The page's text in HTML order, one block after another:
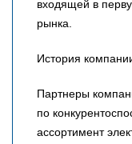
входящей в
рынка.
История
Партнеры
по
ассортимент